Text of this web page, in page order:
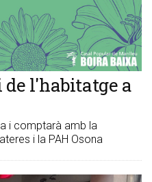
l'habitatge a
i comptarà amb la
i la PAH Osona